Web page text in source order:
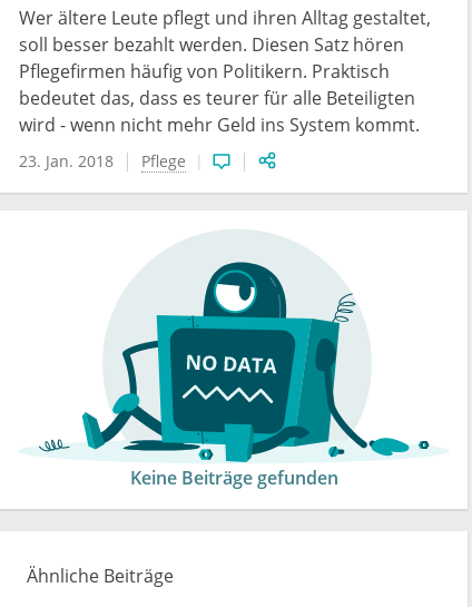
Wer ältere Leute pflegt und ihren Alltag gestaltet,
soll besser bezahlt werden. Diesen Satz hören
Pflegefirmen häufig von Politikern. Praktisch
bedeutet das, dass es teurer für alle Beteiligten
wird - wenn nicht mehr Geld ins System kommt.
23. Jan. 2018 Pflege
Keine Beiträge gefunden
Ähnliche Beiträge